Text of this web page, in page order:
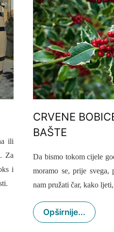
ili
Za
i
CRVENE
BAŠTE
Da bismo tokom cijele
moramo se, prije
nam pružati čar, kako
Opširnije...